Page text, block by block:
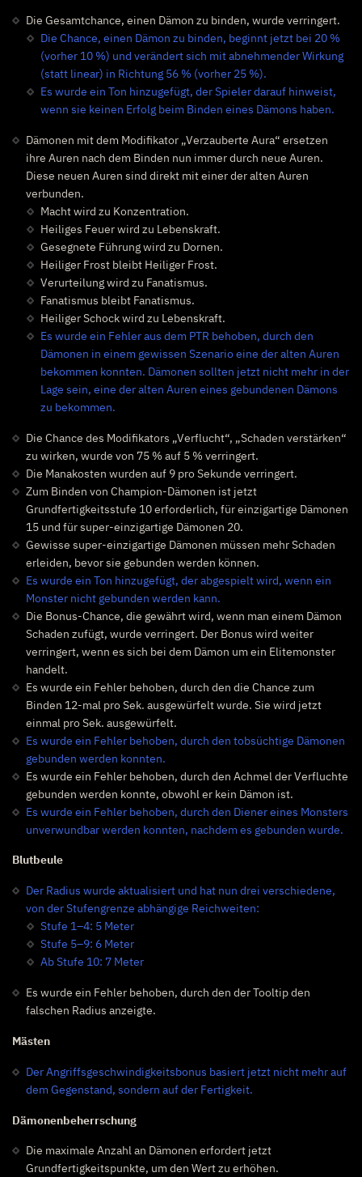
Die Gesamtchance, einen Dämon zu binden, wurde verringert.
Die Chance, einen Dämon zu binden, beginnt jetzt bei 20 %
(vorher 10 %) und verändert sich mit abnehmender Wirkung
(statt linear) in Richtung 56 % (vorher 25 %).
Es wurde ein Ton hinzugefügt, der Spieler darauf hinweist,
wenn sie keinen Erfolg beim Binden eines Dämons haben.
Dämonen mit dem Modifikator „Verzauberte Aura“ ersetzen
ihre Auren nach dem Binden nun immer durch neue Auren.
Diese neuen Auren sind direkt mit einer der alten Auren
verbunden.
Macht wird zu Konzentration.
Heiliges Feuer wird zu Lebenskraft.
Gesegnete Führung wird zu Dornen.
Heiliger Frost bleibt Heiliger Frost.
Verurteilung wird zu Fanatismus.
Fanatismus bleibt Fanatismus.
Heiliger Schock wird zu Lebenskraft.
Es wurde ein Fehler aus dem PTR behoben, durch den
Dämonen in einem gewissen Szenario eine der alten Auren
bekommen konnten. Dämonen sollten jetzt nicht mehr in der
Lage sein, eine der alten Auren eines gebundenen Dämons
zu bekommen.
Die Chance des Modifikators „Verflucht“, „Schaden verstärken“
zu wirken, wurde von 75 % auf 5 % verringert.
Die Manakosten wurden auf 9 pro Sekunde verringert.
Zum Binden von Champion-Dämonen ist jetzt
Grundfertigkeitsstufe 10 erforderlich, für einzigartige Dämonen
15 und für super-einzigartige Dämonen 20.
Gewisse super-einzigartige Dämonen müssen mehr Schaden
erleiden, bevor sie gebunden werden können.
Es wurde ein Ton hinzugefügt, der abgespielt wird, wenn ein
Monster nicht gebunden werden kann.
Die Bonus-Chance, die gewährt wird, wenn man einem Dämon
Schaden zufügt, wurde verringert. Der Bonus wird weiter
verringert, wenn es sich bei dem Dämon um ein Elitemonster
handelt.
Es wurde ein Fehler behoben, durch den die Chance zum
Binden 12-mal pro Sek. ausgewürfelt wurde. Sie wird jetzt
einmal pro Sek. ausgewürfelt.
Es wurde ein Fehler behoben, durch den tobsüchtige Dämonen
gebunden werden konnten.
Es wurde ein Fehler behoben, durch den Achmel der Verfluchte
gebunden werden konnte, obwohl er kein Dämon ist.
Es wurde ein Fehler behoben, durch den Diener eines Monsters
unverwundbar werden konnten, nachdem es gebunden wurde.
Blutbeule
Der Radius wurde aktualisiert und hat nun drei verschiedene,
von der Stufengrenze abhängige Reichweiten:
Stufe 1–4: 5 Meter
Stufe 5–9: 6 Meter
Ab Stufe 10: 7 Meter
Es wurde ein Fehler behoben, durch den der Tooltip den
falschen Radius anzeigte.
Mästen
Der Angriffsgeschwindigkeitsbonus basiert jetzt nicht mehr auf
dem Gegenstand, sondern auf der Fertigkeit.
Dämonenbeherrschung
Die maximale Anzahl an Dämonen erfordert jetzt
Grundfertigkeitspunkte, um den Wert zu erhöhen.